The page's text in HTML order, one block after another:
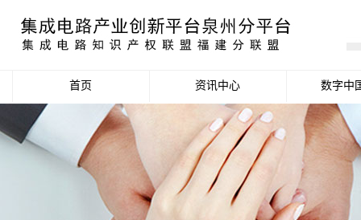
首页 资讯中心
产业资讯
政策信息
活动公告
数字中